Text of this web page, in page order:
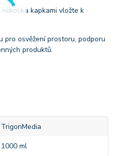
kapkami vložte k
pro osvěžení prostoru, podporu
produktů.
TrigonMedia
1000 ml